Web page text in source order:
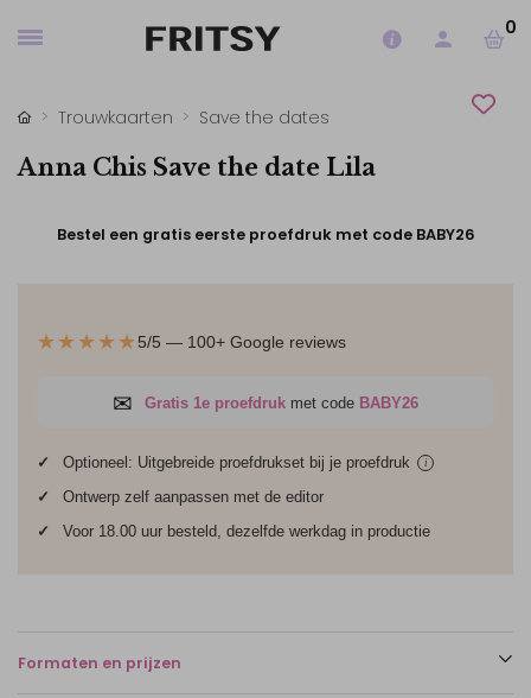
0
Trouwkaarten Save the dates
Anna Chis Save the date Lila
Bestel een gratis eerste proefdruk met code BABY26
★★★★★5/5 — 100+ Google reviews
✉ Gratis 1e proefdruk met code BABY26
✓ Optioneel: Uitgebreide proefdrukset bij je proefdruk i
✓
Ontwerp zelf aanpassen met de editor
✓
Voor 18.00 uur besteld, dezelfde werkdag in productie
Formaten en prijzen